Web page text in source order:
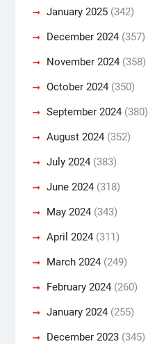
January 2025(342)
December 2024(357)
November 2024(358)
October 2024(350)
September 2024(380)
August 2024(352)
July 2024(383)
June 2024(318)
May 2024(343)
April 2024(311)
March 2024(249)
February 2024(260)
January 2024(255)
December 2023(345)